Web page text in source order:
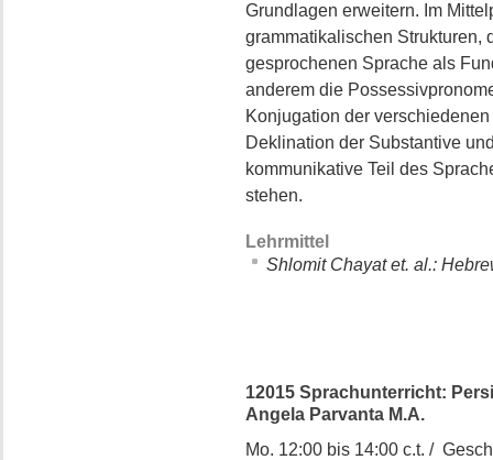
Grundlagen erweitern. Im
grammatikalischen Strukturen,
gesprochenen Sprache als
anderem die
Konjugation der
Deklination der Substantive
kommunikative Teil des
stehen.
Lehrmittel
Shlomit Chayat et. al.:
12015 Sprachunterricht:
Angela Parvanta M.A.
Mo. 12:00 bis 14:00 c.t. /